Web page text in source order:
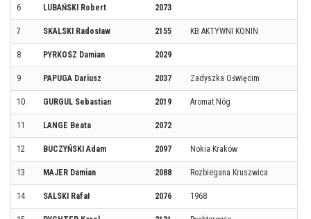
6 LUBAŃSKI Robert 2073
7 SKALSKI Radosław 2155 KB AKTYWNI KONIN
8 PYRKOSZ Damian 2029
9 PAPUGA Dariusz 2037 Zadyszka Oświęcim
10 GURGUL Sebastian 2019 Aromat Nóg
11 LANGE Beata 2072
12 BUCZYŃSKI Adam 2097 Nokia Kraków
13 MAJER Damian 2088 Rozbiegana Kruszwica
14 SALSKI Rafał 2076 1968